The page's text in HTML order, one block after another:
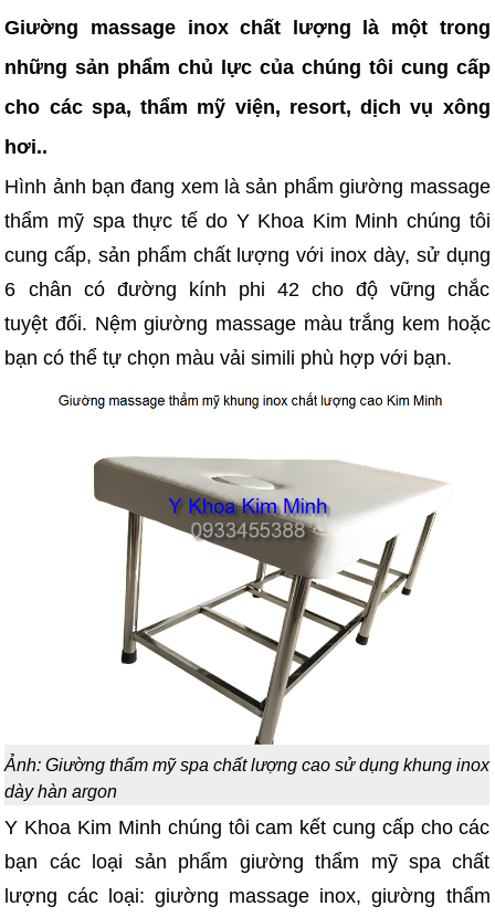
Giường massage inox chất lượng là một trong
những sản phẩm chủ lực của chúng tôi cung cấp
cho các spa, thẩm mỹ viện, resort, dịch vụ xông
hơi..
Hình ảnh bạn đang xem là sản phẩm giường massage
thẩm mỹ spa thực tế do Y Khoa Kim Minh chúng tôi
cung cấp, sản phẩm chất lượng với inox dày, sử dụng
6 chân có đường kính phi 42 cho độ vững chắc
tuyệt đối. Nệm giường massage màu trắng kem hoặc
bạn có thể tự chọn màu vải simili phù hợp với bạn.
Ảnh: Giường thẩm mỹ spa chất lượng cao sử dụng khung inox
dày hàn argon
Y Khoa Kim Minh chúng tôi cam kết cung cấp cho các
bạn các loại sản phẩm giường thẩm mỹ spa chất
lượng các loại: giường massage inox, giường thẩm